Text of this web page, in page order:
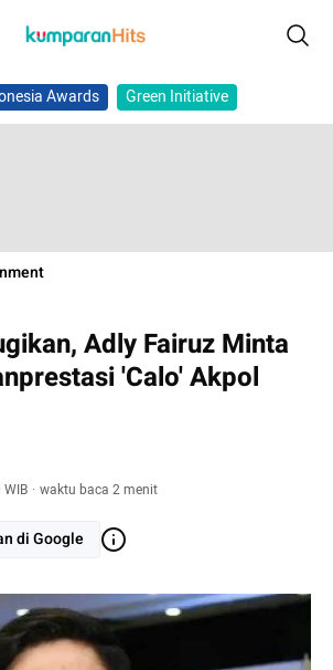
Awards Green Initiative
Adly Fairuz Minta
'Calo' Akpol
· waktu baca 2 menit
di Google